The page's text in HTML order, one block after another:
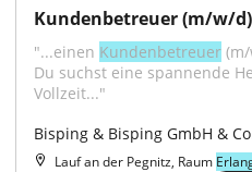
Kundenbetreuer (m/w/
"...einen Kundenbetreuer
Du suchst eine spannende
Vollzeit..."
Bisping & Bisping GmbH &
Lauf an der Pegnitz, Raum